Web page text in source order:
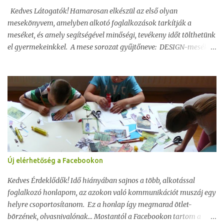
Kedves Látogatók! Hamarosan elkészül az első olyan
mesekönyvem, amelyben alkotó foglalkozások tarkítják a
meséket, és amely segítségével minőségi, tevékeny időt tölthetünk
el gyermekeinkkel. A mese sorozat gyűjtőneve: DESIGN-mesék.
Új elérhetőség a Facebookon
Kedves Érdeklődők! Idő hiányában sajnos a több, alkotással
foglalkozó honlapom, az azokon való kommunikációt muszáj egy
helyre csoportosítanom. Ez a honlap így megmarad ötlet-
börzének, olvasnivalónak... Mostantól a Facebookon tartom a